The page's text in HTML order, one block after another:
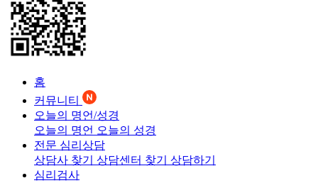
홈
커뮤니티
오늘의 명언/성경
오늘의 명언 오늘의 성경
전문 심리상담
상담사 찾기 상담센터 찾기 상담하기
심리검사